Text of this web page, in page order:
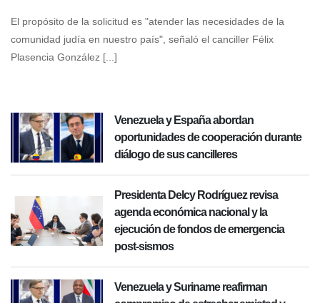
El propósito de la solicitud es "atender las necesidades de la
comunidad judía en nuestro país", señaló el canciller Félix
Plasencia González [...]
Venezuela y España abordan
oportunidades de cooperación durante
diálogo de sus cancilleres
Presidenta Delcy Rodríguez revisa
agenda económica nacional y la
ejecución de fondos de emergencia
post-sismos
Venezuela y Suriname reafirman